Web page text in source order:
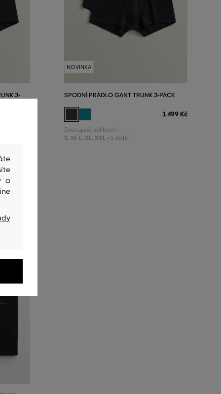
3-
NOVINKA
SPODNÍ PRÁDLO GANT TRUNK 3-PACK
1 499 Kč
Dostupné velikosti:
S, M, L, XL, XXL +1 další
a